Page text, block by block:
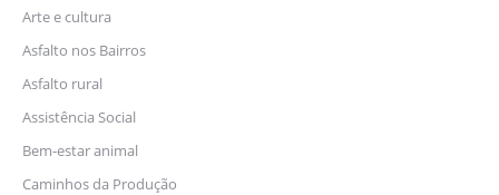
Arte e cultura
Asfalto nos Bairros
Asfalto rural
Assistência Social
Bem-estar animal
Caminhos da Produção